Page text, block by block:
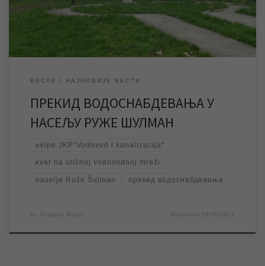
дође до […]
ВЕСТИ НАЈНОВИЈЕ ВЕСТИ
ПРЕКИД ВОДОСНАБДЕВАЊА У
НАСЕЉУ РУЖЕ ШУЛМАН
ekipe JKP"Vodovod i kanalizacija"
kvar na uličnoj vodovodnoj mreži
naselje Ruže Šulman прекид водоснабдевања
by Dragana Rašić Published 29/06/2017